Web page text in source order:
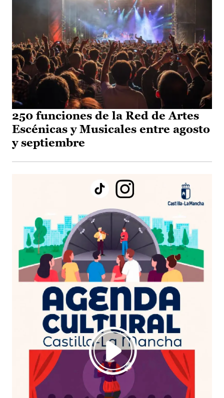
250 funciones de la Red de Artes
Escénicas y Musicales entre agosto
y septiembre